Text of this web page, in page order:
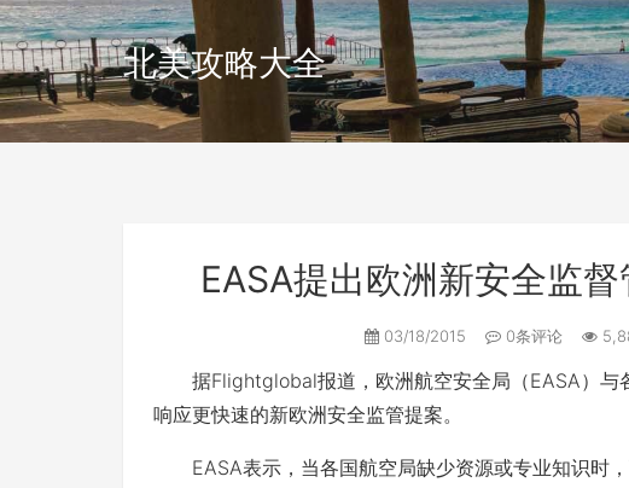
北美攻略大全
EASA提出欧洲新安全监
03/18/2015 0条评论
据Flightglobal报道，欧洲航空安全局（EASA）与
响应更快速的新欧洲安全监管提案。
EASA表示，当各国航空局缺少资源或专业知识时